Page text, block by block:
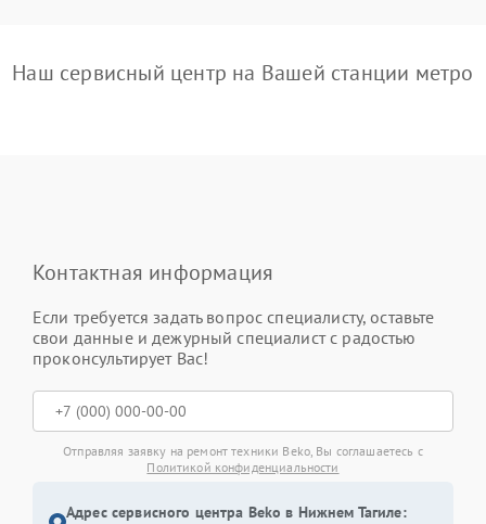
Наш сервисный центр на Вашей станции метро
Контактная информация
Если требуется задать вопрос специалисту, оставьте
свои данные и дежурный специалист с радостью
проконсультирует Вас!
Отправляя заявку на ремонт техники Beko, Вы соглашаетесь с
Политикой конфиденциальности
Адрес сервисного центра Beko в Нижнем Тагиле: